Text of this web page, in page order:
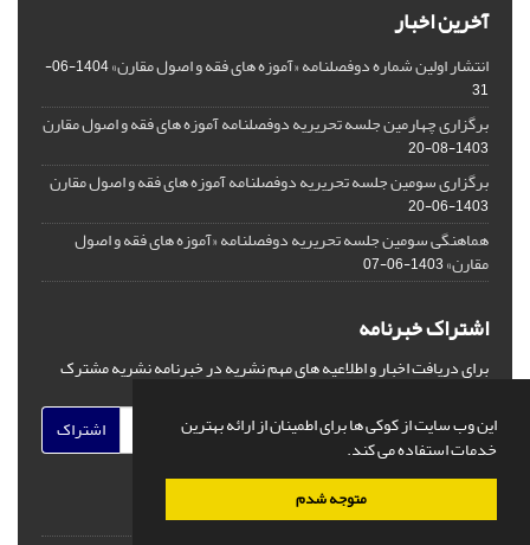
این وب سایت از کوکی ها برای اطمینان از ارائه بهترین
خدمات استفاده می کند.
متوجه شدم
آخرین اخبار
انتشار اولین شماره دوفصلنامه «آموزه های فقه و اصول مقارن»
1404-06-
31
برگزاری چهارمین جلسه تحریریه دوفصلنامه آموزه های فقه و اصول مقارن
1403-08-20
برگزاری سومین جلسه تحریریه دوفصلنامه آموزه های فقه و اصول مقارن
1403-06-20
هماهنگی سومین جلسه تحریریه دوفصلنامه «آموزه های فقه و اصول
مقارن»1403-06-07
اشتراک خبرنامه
برای دریافت اخبار و اطلاعیه های مهم نشریه در خبرنامه نشریه مشترک
اشتراک